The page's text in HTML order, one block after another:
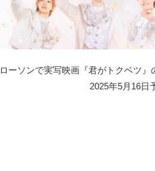
ローソンで実写映画『君がトクベツ
2025年5月16日